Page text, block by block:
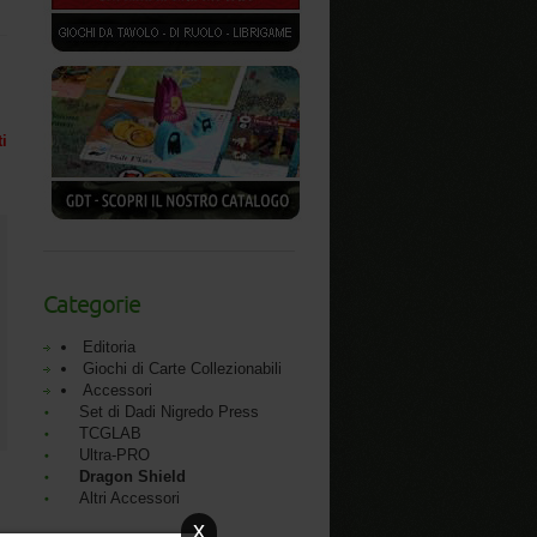
x
Categorie
Editoria
Giochi di Carte Collezionabili
Accessori
Set di Dadi Nigredo Press
TCGLAB
Ultra-PRO
Dragon Shield
Altri Accessori